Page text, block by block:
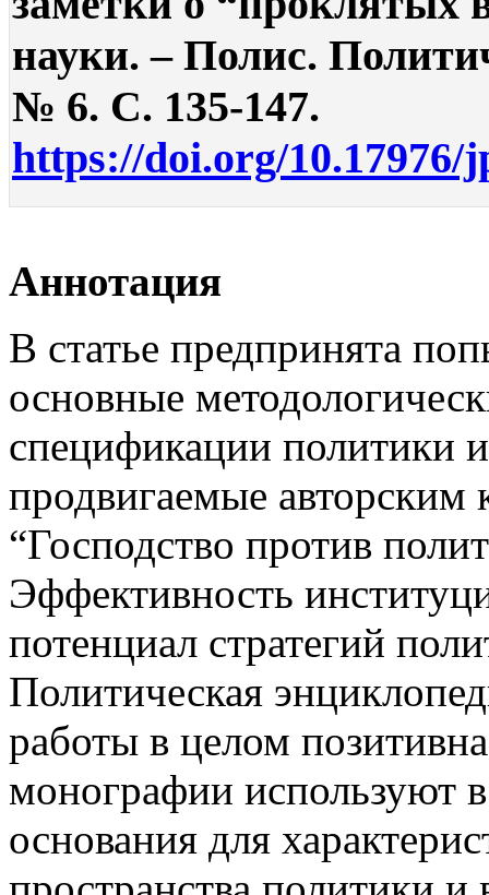
науки. – Полис.
№ 6. С. 135-147.
https://doi.org/10.17976/
Аннотация
В статье предпринята
основные
спецификации политики
продвигаемые
“Господство против
Эффективность
потенциал стратегий
Политическая
работы в целом
монографии используют в
основания для